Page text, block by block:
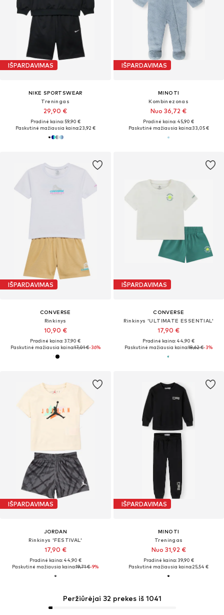
IŠPARDAVIMAS
NIKE SPORTSWEAR
Treningas
29,90 €
Pradinė kaina: 59,90 €
Paskutinė mažiausia kaina:23,92 €
IŠPARDAVIMAS
MINOTI
Kombinezonas
Nuo 36,72 €
Pradinė kaina: 45,90 €
Paskutinė mažiausia kaina:33,05 €
IŠPARDAVIMAS
CONVERSE
Rinkinys
10,90 €
Pradinė kaina: 37,90 €
Paskutinė mažiausia kaina:17,01 €-36%
IŠPARDAVIMAS
CONVERSE
Rinkinys 'ULTIMATE ESSENTIAL'
17,90 €
Pradinė kaina: 44,90 €
Paskutinė mažiausia kaina:18,62 €-3%
IŠPARDAVIMAS
JORDAN
Rinkinys 'FESTIVAL'
17,90 €
Pradinė kaina: 44,90 €
Paskutinė mažiausia kaina:19,71 €-9%
IŠPARDAVIMAS
MINOTI
Treningas
Nuo 31,92 €
Pradinė kaina: 39,90 €
Paskutinė mažiausia kaina:25,54 €
Peržiūrėjai 32 prekes iš 1041